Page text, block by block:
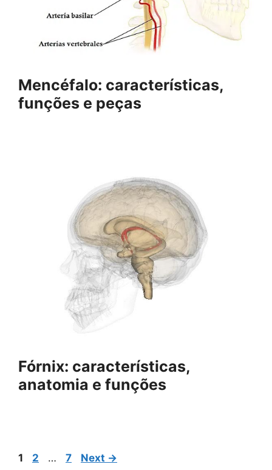
Mencéfalo: características,
funções e peças
Fórnix: características,
anatomia e funções
Page
1 Page
2 … Page
7 Next →